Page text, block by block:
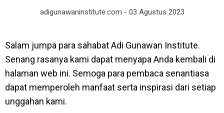
adigunawaninstitute.com - 03 Agustus 2023
Salam jumpa para sahabat Adi Gunawan Institute.
Senang rasanya kami dapat menyapa Anda kembali di
halaman web ini. Semoga para pembaca senantiasa
dapat memperoleh manfaat serta inspirasi dari setiap
unggahan kami.